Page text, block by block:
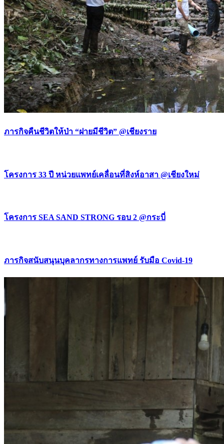
ภารกิจคืนชีวิตให้ป่า “ฝายมีชีวิต” @เชียงราย
โครงการ 33 ปี หน่วยแพทย์เคลื่อนที่สิงห์อาสา @เชียงใหม่
โครงการ SEA SAND STRONG รอบ 2 @กระบี่
ภารกิจสนับสนุนบุคลากรทางการแพทย์ รับมือ Covid-19